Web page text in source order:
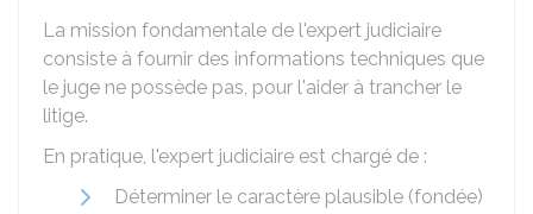
La mission fondamentale de l'expert judiciaire
consiste à fournir des informations techniques que
le juge ne possède pas, pour l'aider à trancher le
litige.
En pratique, l'expert judiciaire est chargé de :
Déterminer le caractère plausible (fondée)